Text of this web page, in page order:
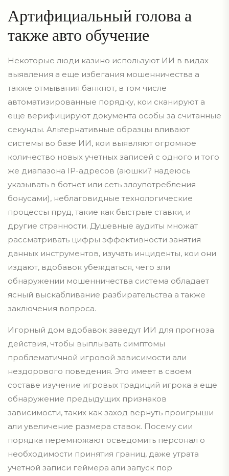
Артифициальный голова а
также авто обучение
Некоторые люди казино используют ИИ в видах
выявления а еще избегания мошенничества а
также отмывания банкнот, в том числе
автоматизированные порядку, кои сканируют а
еще верифицируют документа особы за считанные
секунды. Альтернативные образцы вливают
системы во базе ИИ, кои выявляют огромное
количество новых учетных записей с одного и того
же диапазона IP-адресов (аюшки? надеюсь
указывать в ботнет или сеть злоупотребления
бонусами), неблаговидные технологические
процессы пруд, такие как быстрые ставки, и
другие странности. Душевные аудиты множат
рассматривать цифры эффективности занятия
данных инструментов, изучать инциденты, кои они
издают, вдобавок убеждаться, чего зли
обнаружении мошенничества система обладает
ясный выскабливание разбирательства а также
заключения вопроса.
Игорный дом вдобавок заведут ИИ для прогноза
действия, чтобы выплывать симптомы
проблематичной игровой зависимости али
нездорового поведения. Это имеет в своем
составе изучение игровых традиций игрока а еще
обнаружение предыдущих признаков
зависимости, таких как заход вернуть проигрыши
али увеличение размера ставок. Посему сии
порядка перемножают осведомить персонал о
необходимости принятия границ, даже утрата
учетной записи геймера али запуск пор